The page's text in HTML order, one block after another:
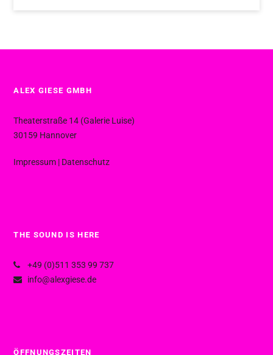
ALEX GIESE GMBH
Theaterstraße 14 (Galerie Luise)
30159 Hannover
Impressum | Datenschutz
THE SOUND IS HERE
+49 (0)511 353 99 737
info@alexgiese.de
ÖFFNUNGSZEITEN